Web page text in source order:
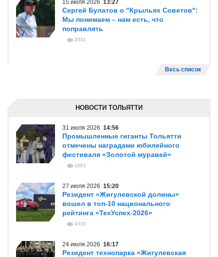
15 июля 2026 13:27
Сергей Булатов о "Крыльях Советов":
Мы понимаем – нам есть, что
поправлять
2031
Весь список
НОВОСТИ ТОЛЬЯТТИ
31 июля 2026 14:56
Промышленные гиганты Тольятти
отмечены наградами юбилейного
фестиваля «Золотой муравей»
1001
27 июля 2026 15:20
Резидент «Жигулевской долины»
вошел в топ-10 национального
рейтинга «ТехУспех-2026»
1010
24 июля 2026 16:17
Резидент технопарка «Жигулевская